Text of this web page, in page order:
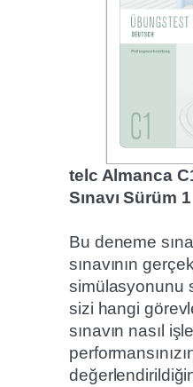
telc Almanca
Sınavı Sürüm 1
Bu deneme
sınavının
simülasyonunu
sizi hangi
sınavın nasıl